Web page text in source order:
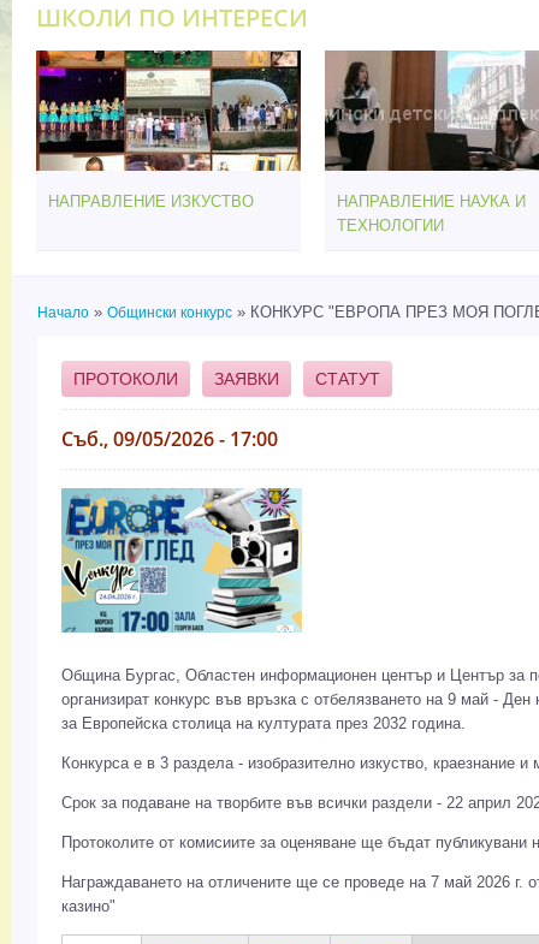
ШКОЛИ ПО ИНТЕРЕСИ
НАПРАВЛЕНИЕ ИЗКУСТВО
НАПРАВЛЕНИЕ НАУКА И
ТЕХНОЛОГИИ
Начало » Общински конкурс » КОНКУРС "ЕВРОПА ПРЕЗ МОЯ
ПРОТОКОЛИ ЗАЯВКИ СТАТУТ
Съб., 09/05/2026 - 17:00
Община Бургас, Областен информационен център и Център за
организират конкурс във връзка с отбелязването на 9 май -
за Европейска столица на културата през 2032 година.
Конкурса е в 3 раздела - изобразително изкуство, краезнание
Срок за подаване на творбите във всички раздели - 22 април
Протоколите от комисиите за оценяване ще бъдат публикувани
Награждаването на отличените ще се проведе на 7 май 2026
казино"